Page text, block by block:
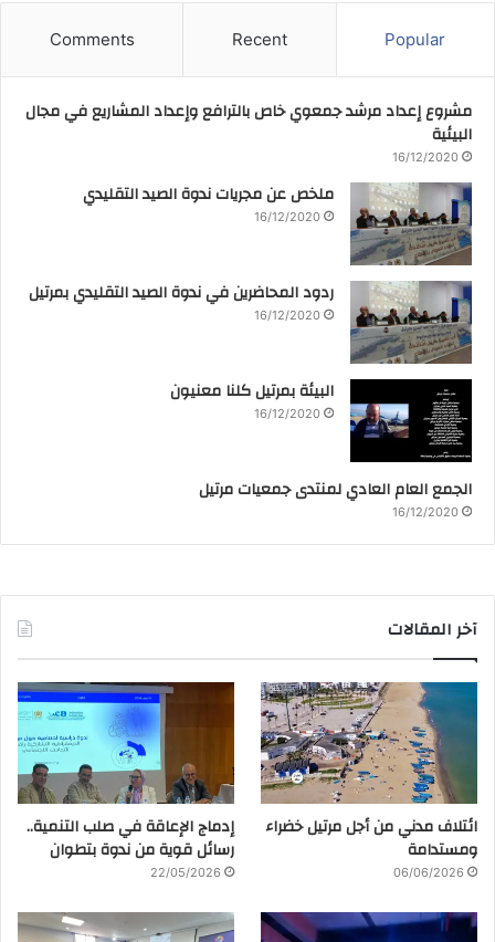
Popular
Recent
Comments
مشروع إعداد مرشد جمعوي خاص بالترافع وإعداد المشاريع في مجال
البيئية
16/12/2020
ملخص عن مجريات ندوة الصيد التقليدي
16/12/2020
ردود المحاضرين في ندوة الصيد التقليدي بمرتيل
16/12/2020
البيئة بمرتيل كلنا معنيون
16/12/2020
الجمع العام العادي لمنتدى جمعيات مرتيل
16/12/2020
آخر المقالات
ائتلاف مدني من أجل مرتيل خضراء
ومستدامة
06/06/2026
إدماج الإعاقة في صلب التنمية..
رسائل قوية من ندوة بتطوان
22/05/2026